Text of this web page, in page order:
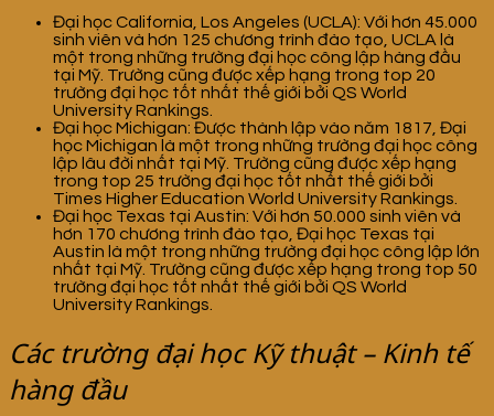
Đại học California, Los Angeles (UCLA): Với hơn 45.000
sinh viên và hơn 125 chương trình đào tạo, UCLA là
một trong những trường đại học công lập hàng đầu
tại Mỹ. Trường cũng được xếp hạng trong top 20
trường đại học tốt nhất thế giới bởi QS World
University Rankings.
Đại học Michigan: Được thành lập vào năm 1817, Đại
học Michigan là một trong những trường đại học công
lập lâu đời nhất tại Mỹ. Trường cũng được xếp hạng
trong top 25 trường đại học tốt nhất thế giới bởi
Times Higher Education World University Rankings.
Đại học Texas tại Austin: Với hơn 50.000 sinh viên và
hơn 170 chương trình đào tạo, Đại học Texas tại
Austin là một trong những trường đại học công lập lớn
nhất tại Mỹ. Trường cũng được xếp hạng trong top 50
trường đại học tốt nhất thế giới bởi QS World
University Rankings.
Các trường đại học Kỹ thuật – Kinh tế
hàng đầu